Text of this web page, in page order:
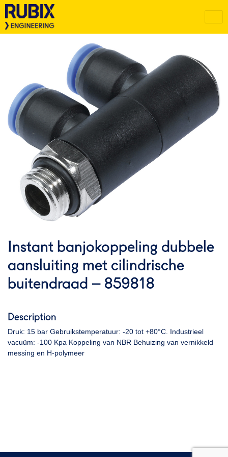
Instant banjokoppeling dubbele
aansluiting met cilindrische
buitendraad – 859818
Description
Druk: 15 bar Gebruikstemperatuur: -20 tot +80°C. Industrieel
vacuüm: -100 Kpa Koppeling van NBR Behuizing van vernikkeld
messing en H-polymeer